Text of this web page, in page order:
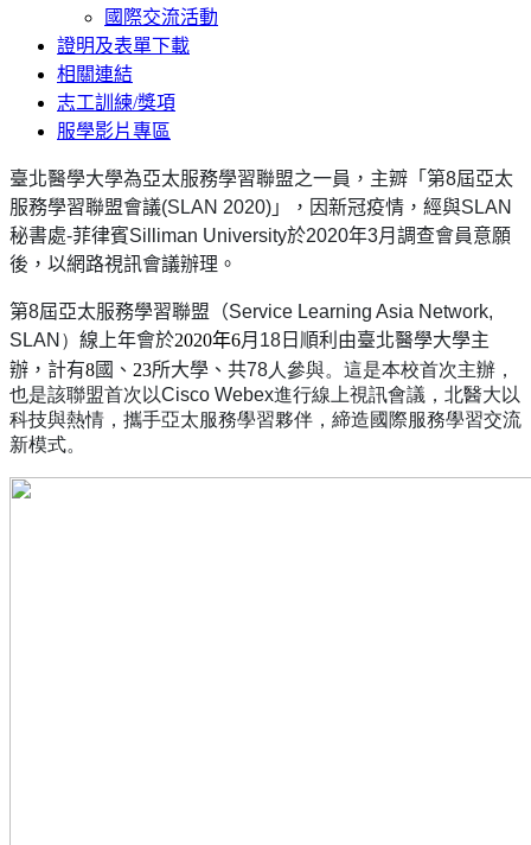
國際交流活動
證明及表單下載
相關連結
志工訓練/獎項
服學影片專區
臺北醫學大學為亞太服務學習聯盟之一員，主辧「第8屆亞太
服務學習聯盟會議(SLAN 2020)」，因新冠疫情，經與SLAN
秘書處-菲律賓Silliman University於2020年3月調查會員意願
後，以網路視訊會議辦理。
第8屆亞太服務學習聯盟（Service Learning Asia Network,
SLAN ） 線上年會於2020年6月 18 日順利由臺北醫學大學主
辦 ，計有8國 、 23所大學、共78人參與。這是本校首次主辦，
也是該聯盟首次以Cisco Webex進行線上視訊會議，北醫大以
科技與熱情，攜手亞太服務學習夥伴，締造國際服務學習交流
新模式。